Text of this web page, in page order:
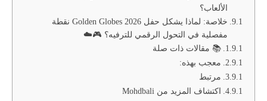
الألعاب؟
خلاصة: لماذا يشكل حفل Golden Globes 2026 نقطة
مفصلية في التحول الرقمي للترفيه؟ 🎮☁️
📚 مقالات ذات صلة
معجب بهذه:
مرتبط
اكتشاف المزيد من Mohdbali